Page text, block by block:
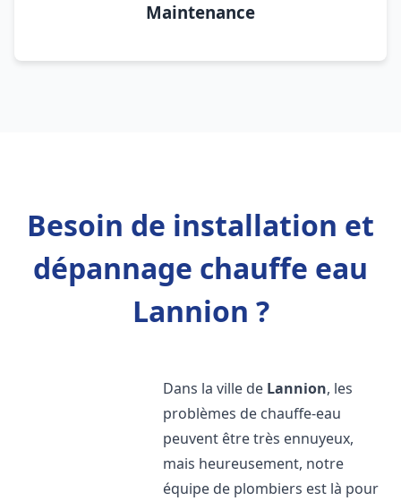
Maintenance
Besoin de installation et
dépannage chauffe eau
Lannion ?
Dans la ville de Lannion, les
problèmes de chauffe-eau
peuvent être très ennuyeux,
mais heureusement, notre
équipe de plombiers est là pour